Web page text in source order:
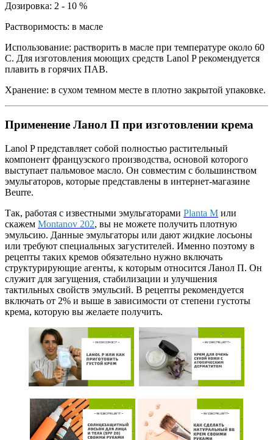
Дозировка: 2 - 10 %
Растворимость: в масле
Использование: растворить в масле при температуре около 60
С. Для изготовления моющих средств Lanol P рекомендуется
плавить в горячих ПАВ.
Хранение: в сухом темном месте в плотно закрытой упаковке.
Применение Ланол П при изготовлении крема
Lanol P представляет собой полностью растительный
компонент французского производства, основой которого
выступает пальмовое масло. Он совместим с большинством
эмульгаторов, которые представлены в интернет-магазине
Beurre.
Так, работая с известными эмульгаторами Planta M или
скажем Montanov 202, вы не можете получить плотную
эмульсию. Данные эмульгаторы или дают жидкие лосьоны
или требуют специальных загустителей. Именно поэтому в
рецепты таких кремов обязательно нужно включать
структурирующие агенты, к которым относится Ланол П. Он
служит для загущения, стабилизации и улучшения
тактильных свойств эмульсий. В рецепты рекомендуется
включать от 2% и выше в зависимости от степени густоты
крема, которую вы желаете получить.